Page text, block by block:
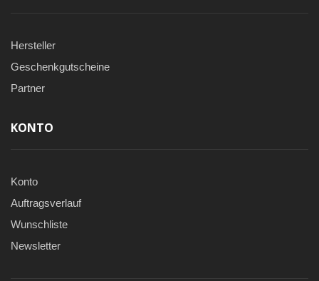
Hersteller
Geschenkgutscheine
Partner
KONTO
Konto
Auftragsverlauf
Wunschliste
Newsletter